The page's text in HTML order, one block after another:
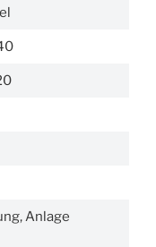
Anlage